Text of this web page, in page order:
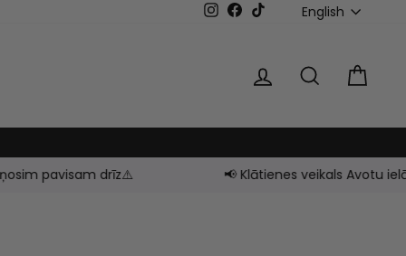
Instagram
Facebook English
LOG IN SEARCH
📢 Klātienes veikals Avotu ielā 16, Rīgā -